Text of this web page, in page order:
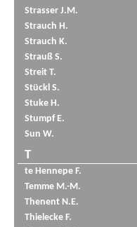
Strasser J.M.
Strauch H.
Strauch K.
Strauß S.
Streit T.
Stückl S.
Stuke H.
Stumpf E.
Sun W.
T
te Hennepe F.
Temme M.-M.
Thenent N.E.
Thielecke F.